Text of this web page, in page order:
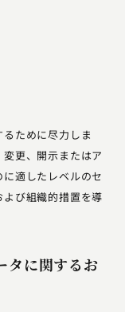
ために尽力しま
更、開示またはア
適したレベルのセ
び組織的措置を導
タに関するお